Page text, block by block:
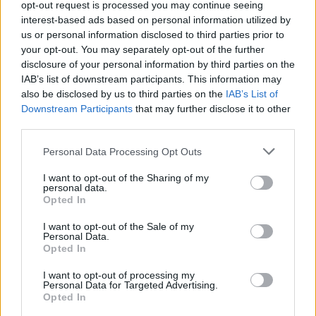
opt-out request is processed you may continue seeing
interest-based ads based on personal information utilized by
us or personal information disclosed to third parties prior to
your opt-out. You may separately opt-out of the further
disclosure of your personal information by third parties on the
IAB’s list of downstream participants. This information may
also be disclosed by us to third parties on the IAB’s List of
Downstream Participants that may further disclose it to other
Personal Data Processing Opt Outs
I want to opt-out of the Sharing of my
personal data.
Opted In
I want to opt-out of the Sale of my
Personal Data.
Opted In
I want to opt-out of processing my
Personal Data for Targeted Advertising.
Opted In
tesno vezan za pravilan proces fermentacije i sadržaj
kuhinjske soli. Može se i pasterizovati. Da bi raso bio
kvalitetan treba obratiti pažnju tokom kišeljenja. Kada se
na površini vode stvori pena obavezno je odstraniti da
raso bude bistar.
-Preporučljivo je da se prvo kupe 2-3 glavice, probaju i tako
odredimo da li je dobar. Mora biti u period tehnološke
zrelosti. Obavezno pogledajte da ispod liski nema puževa
važno da kupus nije u periodu karence. Same sorte zavise
od ukusa i ponude.
Kod nas je najpoznatij „Futoški kupus“, jer ima veoma